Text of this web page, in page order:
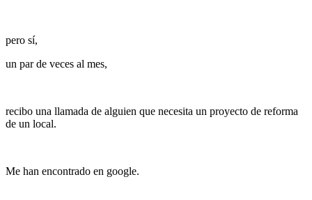
pero sí,
un par de veces al mes,
recibo una llamada de alguien que necesita un proyecto de reforma
de un local.
Me han encontrado en google.